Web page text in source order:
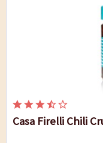
Casa Firelli Chili